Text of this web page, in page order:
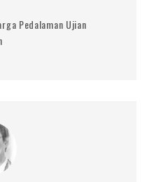
Pedalaman Ujian